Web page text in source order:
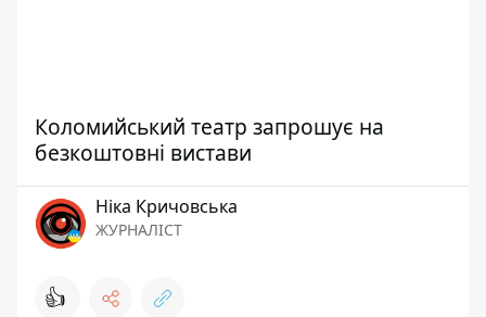
Коломийський театр запрошує на
безкоштовні вистави
Ніка Кричовська
ЖУРНАЛІСТ
👍